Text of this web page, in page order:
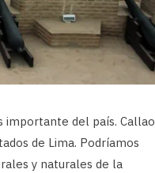
importante del país. Callao
de Lima. Podríamos
y naturales de la